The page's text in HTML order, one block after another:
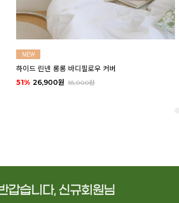
하이드 린넨 대형 등쿠션 커버
16,900원 45,000원